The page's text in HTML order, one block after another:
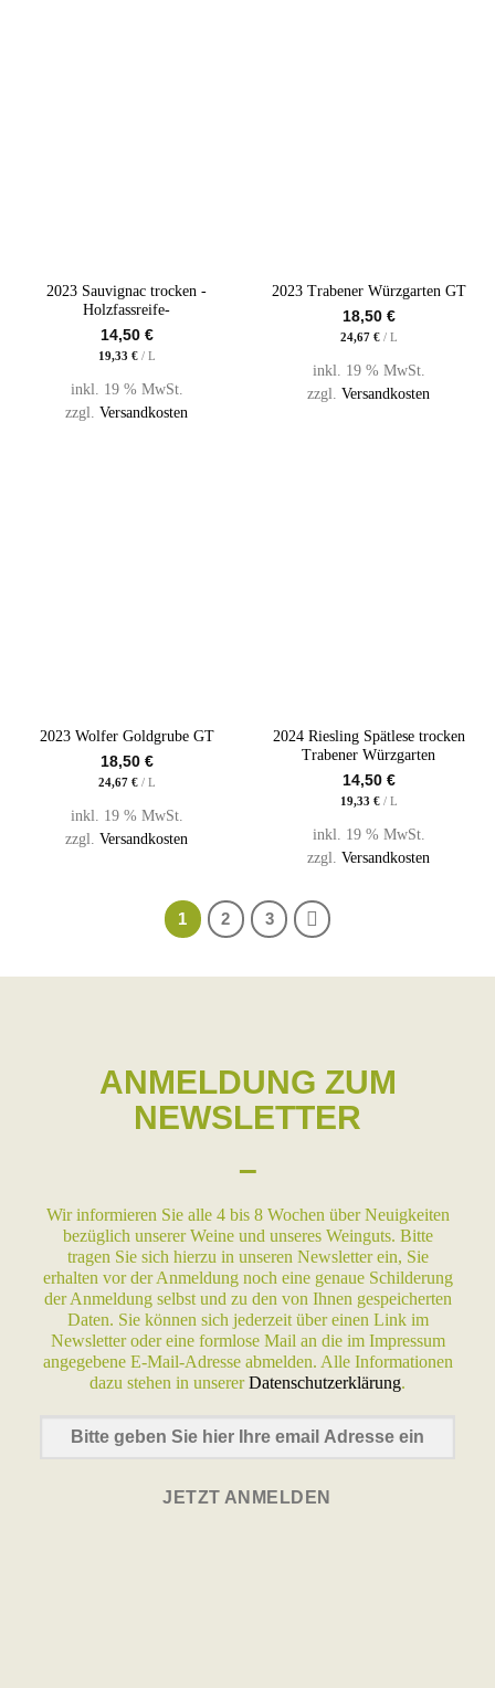
2023 Sauvignac trocken -
Holzfassreife-
14,50 €
19,33 €/ L
inkl. 19 % MwSt.
zzgl. Versandkosten
2023 Trabener Würzgarten GT
18,50 €
24,67 €/ L
inkl. 19 % MwSt.
zzgl. Versandkosten
2023 Wolfer Goldgrube GT
18,50 €
24,67 €/ L
inkl. 19 % MwSt.
zzgl. Versandkosten
2024 Riesling Spätlese trocken
Trabener Würzgarten
14,50 €
19,33 €/ L
inkl. 19 % MwSt.
zzgl. Versandkosten
1 2 3
ANMELDUNG ZUM
NEWSLETTER
–
Wir informieren Sie alle 4 bis 8 Wochen über Neuigkeiten
bezüglich unserer Weine und unseres Weinguts. Bitte
tragen Sie sich hierzu in unseren Newsletter ein, Sie
erhalten vor der Anmeldung noch eine genaue Schilderung
der Anmeldung selbst und zu den von Ihnen gespeicherten
Daten. Sie können sich jederzeit über einen Link im
Newsletter oder eine formlose Mail an die im Impressum
angegebene E-Mail-Adresse abmelden. Alle Informationen
dazu stehen in unsererDatenschutzerklärung.
JETZT ANMELDEN